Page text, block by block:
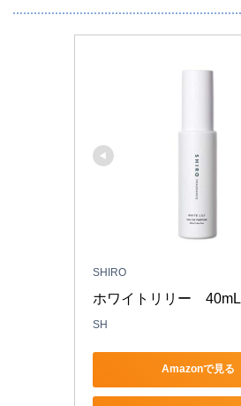
SHIRO
ホワイトリリー　40mL
SH
Amazonで見る